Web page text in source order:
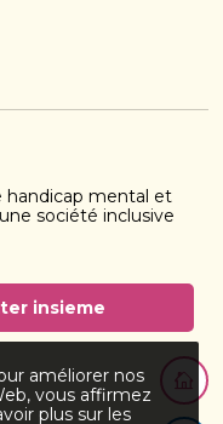
handicap mental et
société inclusive
insieme
améliorer nos
vous affirmez
plus sur les